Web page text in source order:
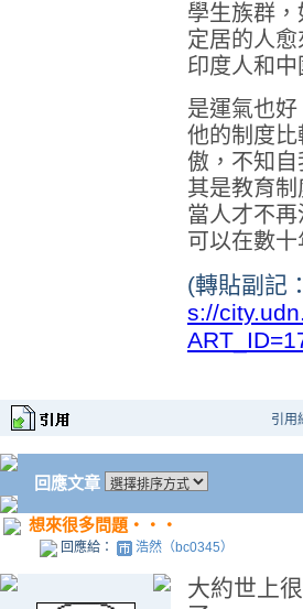
學生族群
定居的人
印度人和中
是運氣也
他的制度
傲，不知
其是教育
當人才不
可以在數十
(轉貼副記
s://
引用
回應文章
想來很多問題‧‧‧
回應給： 浩然（bc0345）
大約世上